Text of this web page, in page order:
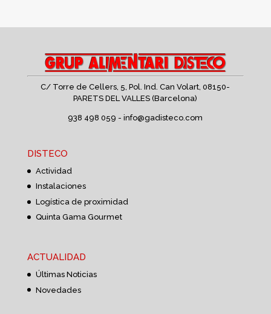
C/ Torre de Cellers, 5, Pol. Ind. Can Volart,08150-
PARETS DEL VALLES (Barcelona)
938 498 059 -info@gadisteco.com
DISTECO
Actividad
Instalaciones
Logística de proximidad
Quinta Gama Gourmet
ACTUALIDAD
Últimas Noticias
Novedades